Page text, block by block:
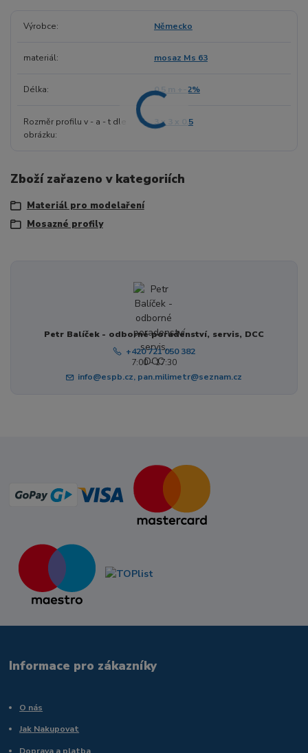
Výrobce Německo
materiál mosaz Ms 63
Délka 0,5 m +-2%
Rozměr profilu v - a - t dle
obrázku
3 x 3 x 0.5
Zboží zařazeno v kategoriích
Materiál pro modelaření
Mosazné profily
Petr Balíček - odborné poradenství, servis, DCC
+420 721 050 382
7:00 - 17:30
info@espb.cz, pan.milimetr@seznam.cz
Informace pro zákazníky
O nás
Jak Nakupovat
Doprava a platba